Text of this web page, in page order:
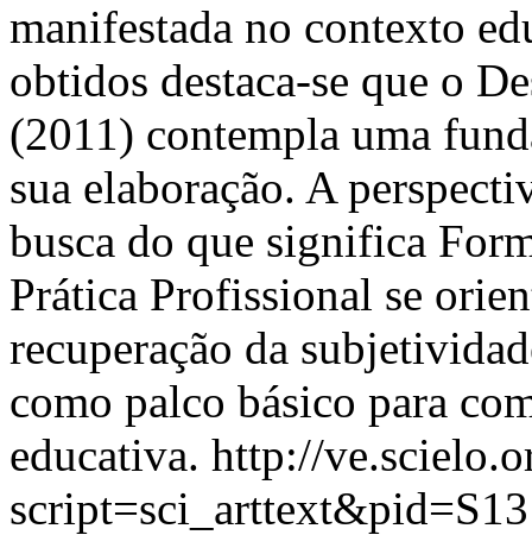
manifestada no contexto
obtidos destaca-se que o
(2011) contempla uma
sua elaboração. A
busca do que significa
Prática Profissional se
recuperação da
como palco básico para
educativa. http://